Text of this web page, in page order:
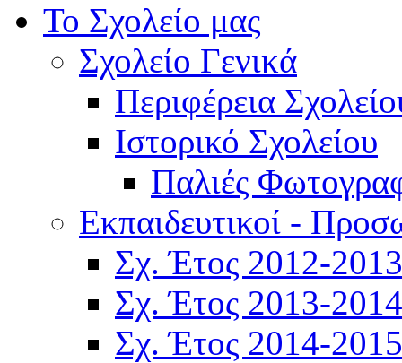
Το Σχολείο μας
Σχολείο Γενικά
Περιφέρεια
Ιστορικό Σχολείου
Παλιές
Εκπαιδευτικοί -
Σχ. Έτος 2012-2013
Σχ. Έτος 2013-2014
Σχ. Έτος 2014-2015